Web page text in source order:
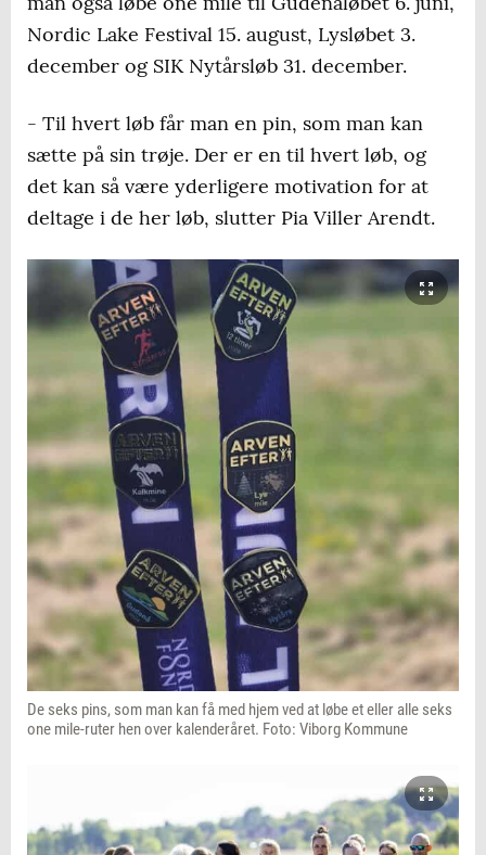
Nordic Lake Festival 15. august, Lysløbet 3.
december og SIK Nytårsløb 31. december.
- Til hvert løb får man en pin, som man kan
sætte på sin trøje. Der er en til hvert løb, og
det kan så være yderligere motivation for at
deltage i de her løb, slutter Pia Viller Arendt.
De seks pins, som man kan få med hjem ved at løbe et eller alle seks
one mile-ruter hen over kalenderåret. Foto: Viborg Kommune